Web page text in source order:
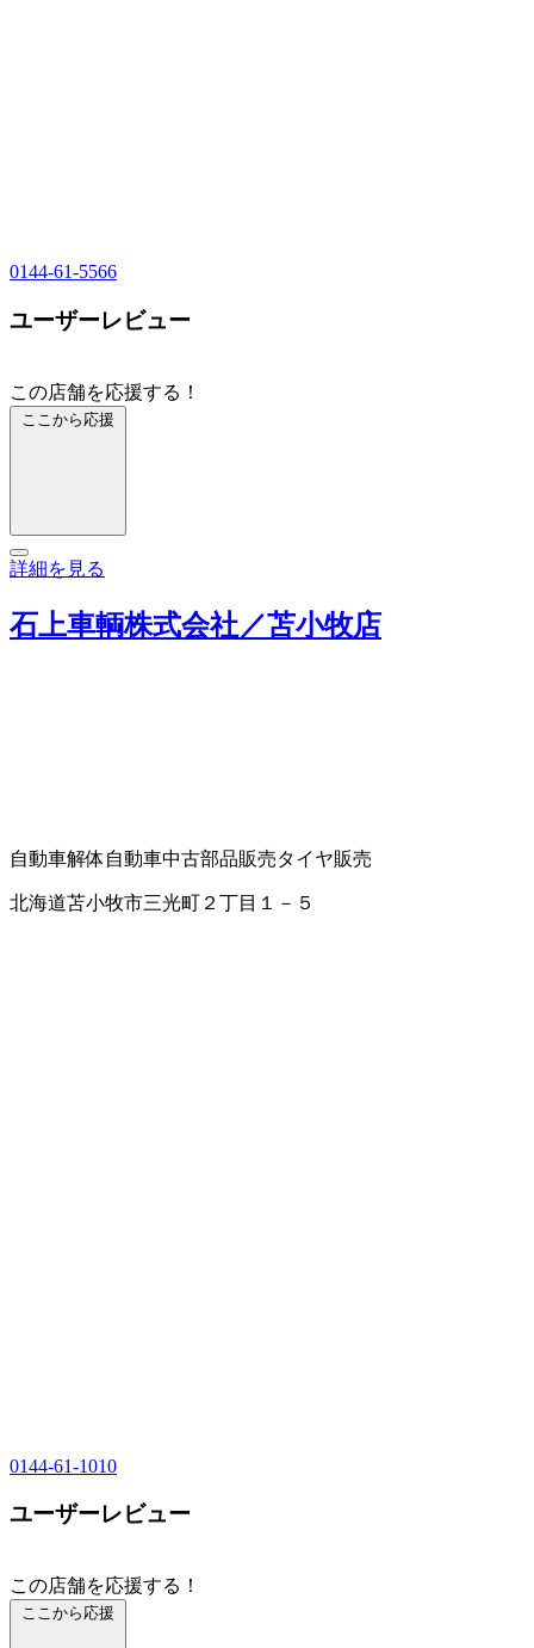
0144-61-5566
ユーザーレビュー
この店舗を応援する！
ここから応援
詳細を見る
石上車輌株式会社／苫小牧店
自動車解体自動車中古部品販売タイヤ販売
北海道苫小牧市三光町２丁目１－５
0144-61-1010
ユーザーレビュー
この店舗を応援する！
ここから応援